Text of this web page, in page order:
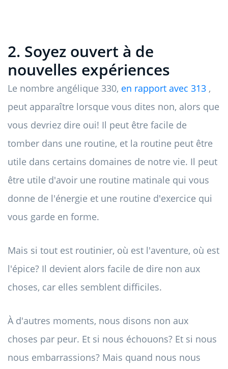
2. Soyez ouvert à de
nouvelles expériences
Le nombre angélique 330, en rapport avec 313 ,
peut apparaître lorsque vous dites non, alors que
vous devriez dire oui! Il peut être facile de
tomber dans une routine, et la routine peut être
utile dans certains domaines de notre vie. Il peut
être utile d'avoir une routine matinale qui vous
donne de l'énergie et une routine d'exercice qui
vous garde en forme.
Mais si tout est routinier, où est l'aventure, où est
l'épice? Il devient alors facile de dire non aux
choses, car elles semblent difficiles.
À d'autres moments, nous disons non aux
choses par peur. Et si nous échouons? Et si nous
nous embarrassions? Mais quand nous nous